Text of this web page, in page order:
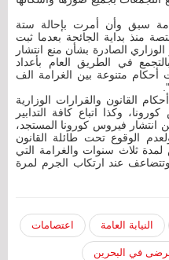
سبق وأن أمرت بإحالة ستة
منذ بداية الجائحة بعدما ثبت
الوزاري الصادرة بشأن منع انتشار
في الطريق العام بأعداد
أحكام متنوعة بين الغرامة الف
القانون والقرارات الوزارية
وكذا اتباع كافة التدابير
من انتشار فيروس كورونا المستجد،
الوقوع تحت طائلة القانون
ثلاث سنوات والغرامة التي
عند ارتكاب الجرم لمرة
النيابة العامة اعتصامات
في البحرين